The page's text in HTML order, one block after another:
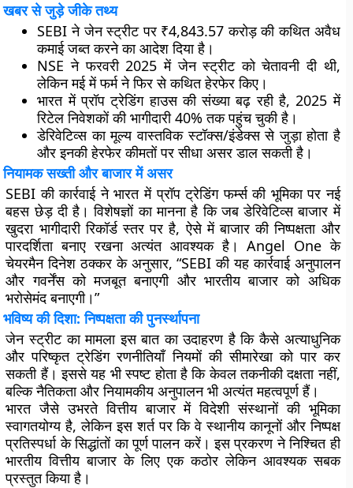
खबर से जुड़े जीके तथ्य
SEBI ने जेन स्ट्रीट पर ₹4,843.57 करोड़ की कथित अवैध
कमाई जब्त करने का आदेश दिया है।
NSE ने फरवरी 2025 में जेन स्ट्रीट को चेतावनी दी थी,
लेकिन मई में फर्म ने फिर से कथित हेरफेर किए।
भारत में प्रॉप ट्रेडिंग हाउस की संख्या बढ़ रही है, 2025 में
रिटेल निवेशकों की भागीदारी 40% तक पहुंच चुकी है।
डेरिवेटिव्स का मूल्य वास्तविक स्टॉक्स/इंडेक्स से जुड़ा होता है
और इनकी हेरफेर कीमतों पर सीधा असर डाल सकती है।
नियामक सख्ती और बाजार में असर
SEBI की कार्रवाई ने भारत में प्रॉप ट्रेडिंग फर्म्स की भूमिका पर नई
बहस छेड़ दी है। विशेषज्ञों का मानना है कि जब डेरिवेटिव्स बाजार में
खुदरा भागीदारी रिकॉर्ड स्तर पर है, ऐसे में बाजार की निष्पक्षता और
पारदर्शिता बनाए रखना अत्यंत आवश्यक है। Angel One के
चेयरमैन दिनेश ठक्कर के अनुसार, “SEBI की यह कार्रवाई अनुपालन
और गवर्नेंस को मजबूत बनाएगी और भारतीय बाजार को अधिक
भरोसेमंद बनाएगी।”
भविष्य की दिशा: निष्पक्षता की पुनर्स्थापना
जेन स्ट्रीट का मामला इस बात का उदाहरण है कि कैसे अत्याधुनिक
और परिष्कृत ट्रेडिंग रणनीतियाँ नियमों की सीमारेखा को पार कर
सकती हैं। इससे यह भी स्पष्ट होता है कि केवल तकनीकी दक्षता नहीं,
बल्कि नैतिकता और नियामकीय अनुपालन भी अत्यंत महत्वपूर्ण हैं।
भारत जैसे उभरते वित्तीय बाजार में विदेशी संस्थानों की भूमिका
स्वागतयोग्य है, लेकिन इस शर्त पर कि वे स्थानीय कानूनों और निष्पक्ष
प्रतिस्पर्धा के सिद्धांतों का पूर्ण पालन करें। इस प्रकरण ने निश्चित ही
भारतीय वित्तीय बाजार के लिए एक कठोर लेकिन आवश्यक सबक
प्रस्तुत किया है।